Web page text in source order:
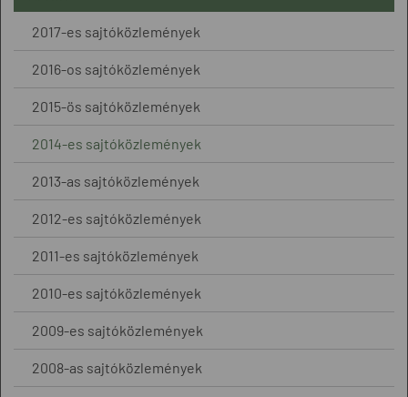
2017-es sajtóközlemények
2016-os sajtóközlemények
2015-ös sajtóközlemények
2014-es sajtóközlemények
2013-as sajtóközlemények
2012-es sajtóközlemények
2011-es sajtóközlemények
2010-es sajtóközlemények
2009-es sajtóközlemények
2008-as sajtóközlemények